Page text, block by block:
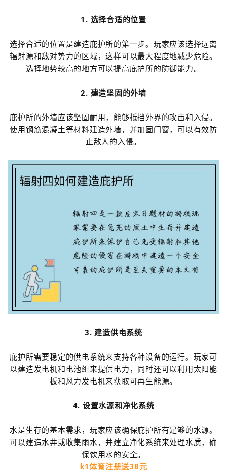
1. 选择合适的位置
选择合适的位置是建造庇护所的第一步。玩家应该选择远离
辐射源和敌对势力的区域，这样可以最大程度地减少危险。
选择地势较高的地方可以提高庇护所的防御能力。
2. 建造坚固的外墙
庇护所的外墙应该坚固耐用，能够抵挡外界的攻击和入侵。
使用钢筋混凝土等材料建造外墙，并加固门窗，可以有效防
止敌人的入侵。
3. 建造供电系统
庇护所需要稳定的供电系统来支持各种设备的运行。玩家可
以建造发电机和电池组来提供电力，同时还可以利用太阳能
板和风力发电机来获取可再生能源。
4. 设置水源和净化系统
水是生存的基本需求，玩家应该确保庇护所有足够的水源。
可以建造水井或收集雨水，并建立净化系统来处理水质，确
保饮用水的安全。
k1体育注册送38元